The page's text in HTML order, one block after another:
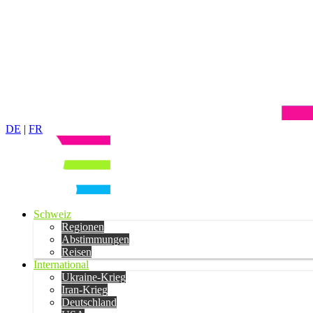
DE | FR
Schweiz
Regionen
Abstimmungen
Reisen
International
Ukraine-Krieg
Iran-Krieg
Deutschland